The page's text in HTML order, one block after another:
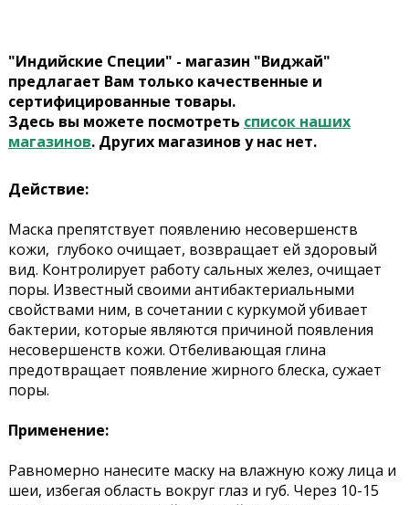
"Индийские Специи" - магазин "Виджай"
предлагает Вам только качественные и
сертифицированные товары.
Здесь вы можете посмотреть список наших
магазинов. Других магазинов у нас нет.
Действие:
Маска препятствует появлению несовершенств
кожи, глубоко очищает, возвращает ей здоровый
вид. Контролирует работу сальных желез, очищает
поры. Известный своими антибактериальными
свойствами ним, в сочетании с куркумой убивает
бактерии, которые являются причиной появления
несовершенств кожи. Отбеливающая глина
предотвращает появление жирного блеска, сужает
поры.
Применение:
Равномерно нанесите маску на влажную кожу лица и
шеи, избегая область вокруг глаз и губ. Через 10-15